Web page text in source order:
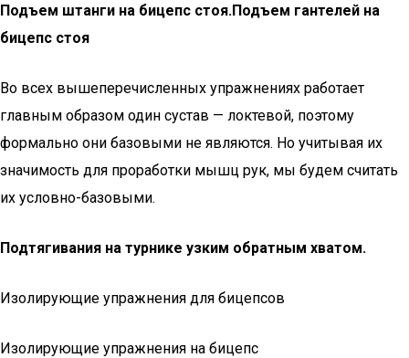
Подъем штанги на бицепс стоя.Подъем гантелей на
бицепс стоя
Во всех вышеперечисленных упражнениях работает
главным образом один сустав — локтевой, поэтому
формально они базовыми не являются. Но учитывая их
значимость для проработки мышц рук, мы будем считать
их условно-базовыми.
Подтягивания на турнике узким обратным хватом.
Изолирующие упражнения для бицепсов
Изолирующие упражнения на бицепс